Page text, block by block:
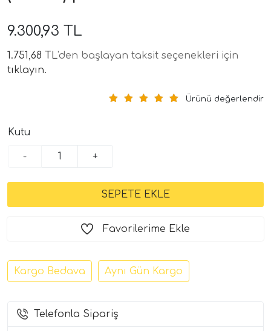
Modelleri
9.300,93 TL
1.751,68 TL'den başlayan taksit seçenekleri için
tıklayın.
Ürünü değerlendir
Kutu
- +
Favorilerime Ekle
Kargo Bedava Aynı Gün Kargo
Telefonla Sipariş